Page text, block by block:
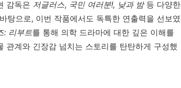
감독은 저글러스, 국민 여러분!, 낮과 밤등 다양한
탕으로, 이번 작품에서도 독특한 연출력을 선보였
: 리부트를 통해 의학 드라마에 대한 깊은 이해를
관계와 긴장감 넘치는 스토리를 탄탄하게 구성했